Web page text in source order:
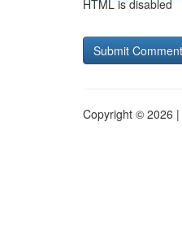
HTML is disabled
Copyright © 2026 |